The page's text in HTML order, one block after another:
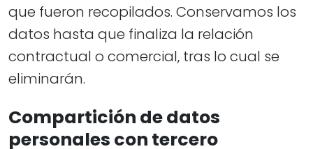
que fueron recopilados. Conservamos los
datos hasta que finaliza la relación
contractual o comercial, tras lo cual se
eliminarán.
Compartición de datos
personales con tercero